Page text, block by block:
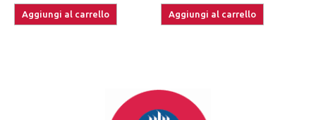
Aggiungi al carrello Aggiungi al carrello